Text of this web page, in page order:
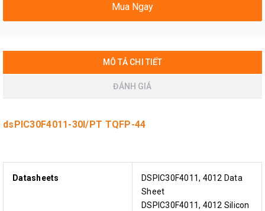
Mua Ngay
MÔ TẢ CHI TIẾT
ĐÁNH GIÁ
dsPIC30F4011-30I/PT TQFP-44
Datasheets
DSPIC30F4011, 4012 Data
Sheet
DSPIC30F4011, 4012 Silicon